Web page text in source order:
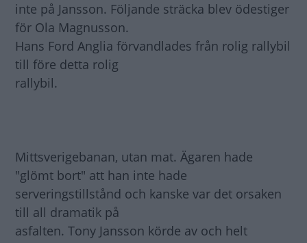
inte på Jansson. Följande sträcka blev ödestiger
för Ola Magnusson.
Hans Ford Anglia förvandlades från rolig rallybil
till före detta rolig
rallybil.
Mittsverigebanan, utan mat. Ägaren hade
"glömt bort" att han inte hade
serveringstillstånd och kanske var det orsaken
till all dramatik på
asfalten. Tony Jansson körde av och helt